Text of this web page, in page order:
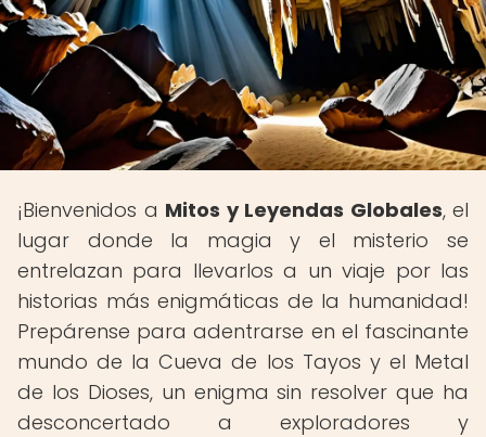
¡Bienvenidos a Mitos y Leyendas Globales, el
lugar donde la magia y el misterio se
entrelazan para llevarlos a un viaje por las
historias más enigmáticas de la humanidad!
Prepárense para adentrarse en el fascinante
mundo de la Cueva de los Tayos y el Metal
de los Dioses, un enigma sin resolver que ha
desconcertado a exploradores y